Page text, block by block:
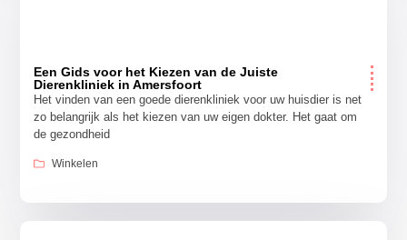
Een Gids voor het Kiezen van de Juiste
Dierenkliniek in Amersfoort
Het vinden van een goede dierenkliniek voor uw huisdier is net
zo belangrijk als het kiezen van uw eigen dokter. Het gaat om
de gezondheid
Winkelen